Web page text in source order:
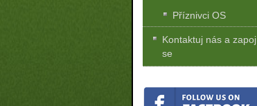
Příznivci OS
Kontaktuj nás a zapoj
se